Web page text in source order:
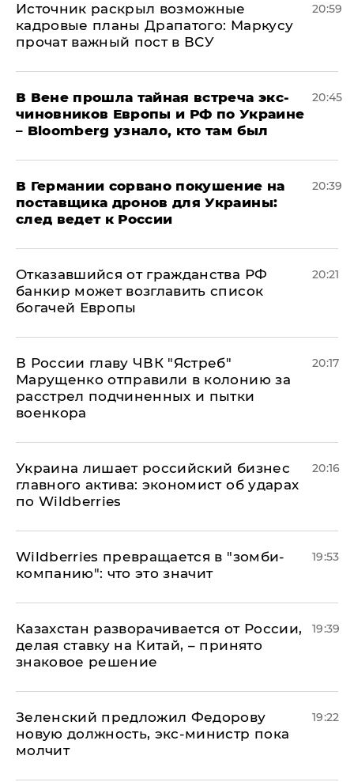
​Источник раскрыл возможные
кадровые планы Драпатого: Маркусу
прочат важный пост в ВСУ
20:59
В Вене прошла тайная встреча экс-
чиновников Европы и РФ по Украине
– Bloomberg узнало, кто там был
20:45
​В Германии сорвано покушение на
поставщика дронов для Украины:
след ведет к России
20:39
Отказавшийся от гражданства РФ
банкир может возглавить список
богачей Европы
20:21
В России главу ЧВК "Ястреб"
Марущенко отправили в колонию за
расстрел подчиненных и пытки
военкора
20:17
​Украина лишает российский бизнес
главного актива: экономист об ударах
по Wildberries
20:16
Wildberries превращается в "зомби-
компанию": что это значит
19:53
Казахстан разворачивается от России,
делая ставку на Китай, – принято
знаковое решение
19:39
Зеленский предложил Федорову
новую должность, экс-министр пока
молчит
19:22